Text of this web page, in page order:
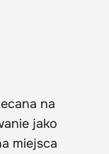
na
jako
miejsca